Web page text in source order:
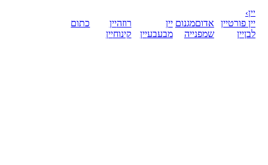
יין›
יין פורטיין
לבןיין
אדוםמגנום
שמפנייה
יין
מבעבעיין
רוזהיין
קינוחיין
כתום